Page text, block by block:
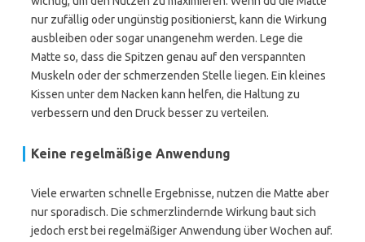
nur zufällig oder ungünstig positionierst, kann die Wirkung
ausbleiben oder sogar unangenehm werden. Lege die
Matte so, dass die Spitzen genau auf den verspannten
Muskeln oder der schmerzenden Stelle liegen. Ein kleines
Kissen unter dem Nacken kann helfen, die Haltung zu
verbessern und den Druck besser zu verteilen.
Keine regelmäßige Anwendung
Viele erwarten schnelle Ergebnisse, nutzen die Matte aber
nur sporadisch. Die schmerzlindernde Wirkung baut sich
jedoch erst bei regelmäßiger Anwendung über Wochen auf.